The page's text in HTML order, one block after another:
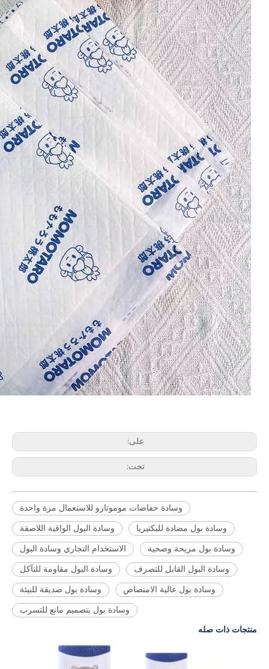
على:
تحت:
وسادة حفاضات موموتارو للاستعمال مرة واحدة
وسادة البول الواقية اللاصقة
وسادة بول مضادة للبكتيريا
الاستخدام التجاري وسادة البول
وسادة بول مريحة وصحية
وسادة البول مقاومة للتآكل
وسادة البول القابل للتصرف
وسادة بول صديقة للبيئة
وسادة بول عالية الامتصاص
وسادة بول بتصميم مانع للتسرب
منتجات ذات صله